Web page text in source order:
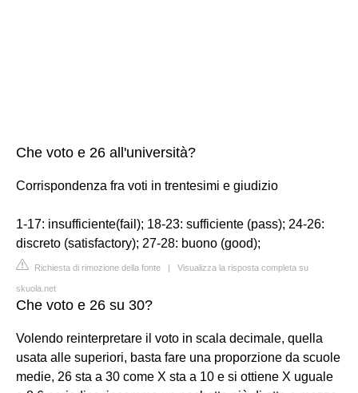
Che voto e 26 all'università?
Corrispondenza fra voti in trentesimi e giudizio
1-17: insufficiente(fail); 18-23: sufficiente (pass); 24-26:
discreto (satisfactory); 27-28: buono (good);
Richiesta di rimozione della fonte | Visualizza la risposta completa su
skuola.net
Che voto e 26 su 30?
Volendo reinterpretare il voto in scala decimale, quella
usata alle superiori, basta fare una proporzione da scuole
medie, 26 sta a 30 come X sta a 10 e si ottiene X uguale